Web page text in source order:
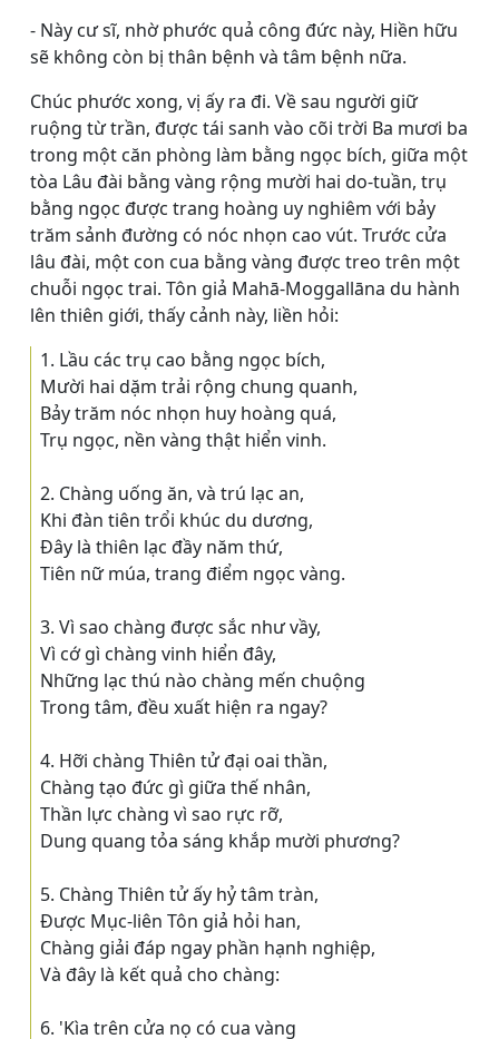
- Này cư sĩ, nhờ phước quả công đức này, Hiền hữu
sẽ không còn bị thân bệnh và tâm bệnh nữa.
Chúc phước xong, vị ấy ra đi. Về sau người giữ
ruộng từ trần, được tái sanh vào cõi trời Ba mươi ba
trong một căn phòng làm bằng ngọc bích, giữa một
tòa Lâu đài bằng vàng rộng mười hai do-tuần, trụ
bằng ngọc được trang hoàng uy nghiêm với bảy
trăm sảnh đường có nóc nhọn cao vút. Trước cửa
lâu đài, một con cua bằng vàng được treo trên một
chuỗi ngọc trai. Tôn giả Mahā-Moggallāna du hành
lên thiên giới, thấy cảnh này, liền hỏi:
1. Lầu các trụ cao bằng ngọc bích,
Mười hai dặm trải rộng chung quanh,
Bảy trăm nóc nhọn huy hoàng quá,
Trụ ngọc, nền vàng thật hiển vinh.
2. Chàng uống ăn, và trú lạc an,
Khi đàn tiên trổi khúc du dương,
Ðây là thiên lạc đầy năm thứ,
Tiên nữ múa, trang điểm ngọc vàng.
3. Vì sao chàng được sắc như vầy,
Vì cớ gì chàng vinh hiển đây,
Những lạc thú nào chàng mến chuộng
Trong tâm, đều xuất hiện ra ngay?
4. Hỡi chàng Thiên tử đại oai thần,
Chàng tạo đức gì giữa thế nhân,
Thần lực chàng vì sao rực rỡ,
Dung quang tỏa sáng khắp mười phương?
5. Chàng Thiên tử ấy hỷ tâm tràn,
Ðược Mục-liên Tôn giả hỏi han,
Chàng giải đáp ngay phần hạnh nghiệp,
Và đây là kết quả cho chàng:
6. 'Kìa trên cửa nọ có cua vàng